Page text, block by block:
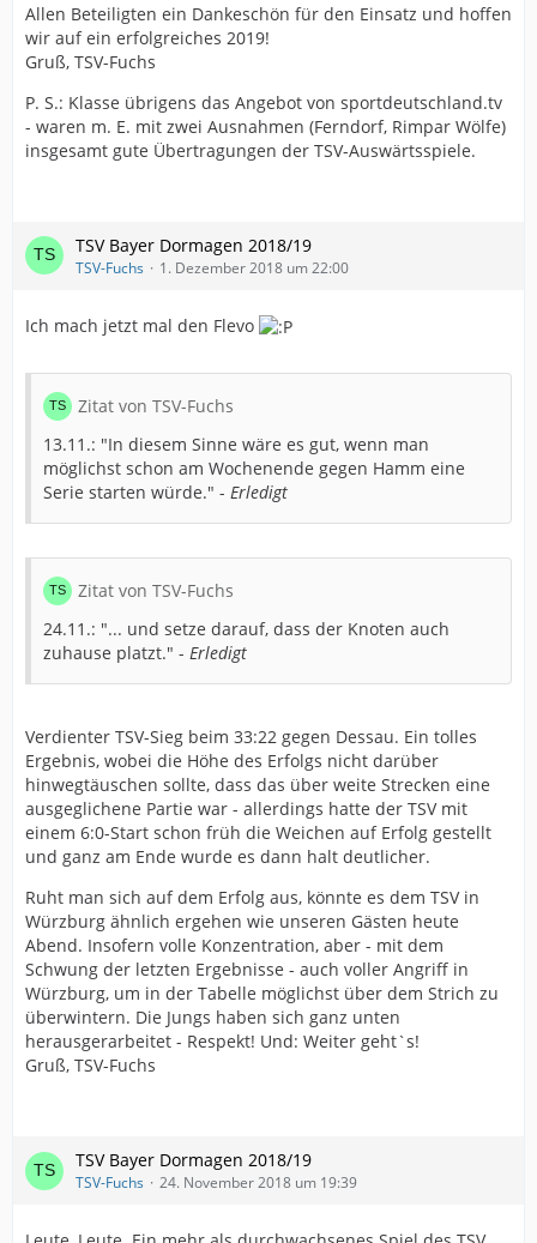
Allen Beteiligten ein Dankeschön für den Einsatz und hoffen
wir auf ein erfolgreiches 2019!
Gruß, TSV-Fuchs
P. S.: Klasse übrigens das Angebot von sportdeutschland.tv
- waren m. E. mit zwei Ausnahmen (Ferndorf, Rimpar Wölfe)
insgesamt gute Übertragungen der TSV-Auswärtsspiele.
TSV Bayer Dormagen 2018/19
TSV-Fuchs 1. Dezember 2018 um 22:00
Ich mach jetzt mal den Flevo
Zitat von TSV-Fuchs
13.11.: "In diesem Sinne wäre es gut, wenn man
möglichst schon am Wochenende gegen Hamm eine
Serie starten würde." - Erledigt
Zitat von TSV-Fuchs
24.11.: "... und setze darauf, dass der Knoten auch
zuhause platzt." - Erledigt
Verdienter TSV-Sieg beim 33:22 gegen Dessau. Ein tolles
Ergebnis, wobei die Höhe des Erfolgs nicht darüber
hinwegtäuschen sollte, dass das über weite Strecken eine
ausgeglichene Partie war - allerdings hatte der TSV mit
einem 6:0-Start schon früh die Weichen auf Erfolg gestellt
und ganz am Ende wurde es dann halt deutlicher.
Ruht man sich auf dem Erfolg aus, könnte es dem TSV in
Würzburg ähnlich ergehen wie unseren Gästen heute
Abend. Insofern volle Konzentration, aber - mit dem
Schwung der letzten Ergebnisse - auch voller Angriff in
Würzburg, um in der Tabelle möglichst über dem Strich zu
überwintern. Die Jungs haben sich ganz unten
herausgerarbeitet - Respekt! Und: Weiter geht`s!
Gruß, TSV-Fuchs
TSV Bayer Dormagen 2018/19
TSV-Fuchs 24. November 2018 um 19:39